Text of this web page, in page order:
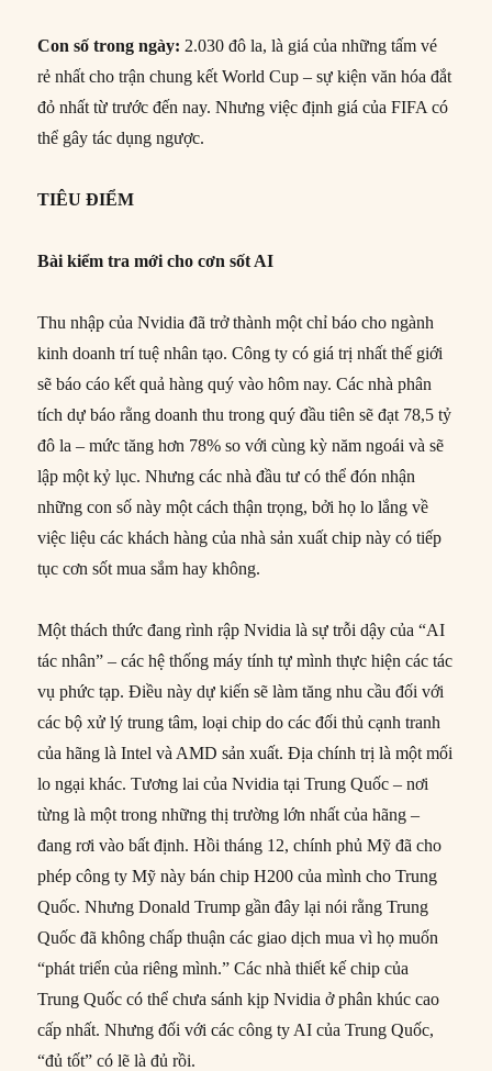
Con số trong ngày: 2.030 đô la, là giá của những tấm vé
rẻ nhất cho trận chung kết World Cup – sự kiện văn hóa đắt
đỏ nhất từ trước đến nay. Nhưng việc định giá của FIFA có
thể gây tác dụng ngược.
TIÊU ĐIỂM
Bài kiểm tra mới cho cơn sốt AI
Thu nhập của Nvidia đã trở thành một chỉ báo cho ngành
kinh doanh trí tuệ nhân tạo. Công ty có giá trị nhất thế giới
sẽ báo cáo kết quả hàng quý vào hôm nay. Các nhà phân
tích dự báo rằng doanh thu trong quý đầu tiên sẽ đạt 78,5 tỷ
đô la – mức tăng hơn 78% so với cùng kỳ năm ngoái và sẽ
lập một kỷ lục. Nhưng các nhà đầu tư có thể đón nhận
những con số này một cách thận trọng, bởi họ lo lắng về
việc liệu các khách hàng của nhà sản xuất chip này có tiếp
tục cơn sốt mua sắm hay không.
Một thách thức đang rình rập Nvidia là sự trỗi dậy của “AI
tác nhân” – các hệ thống máy tính tự mình thực hiện các tác
vụ phức tạp. Điều này dự kiến sẽ làm tăng nhu cầu đối với
các bộ xử lý trung tâm, loại chip do các đối thủ cạnh tranh
của hãng là Intel và AMD sản xuất. Địa chính trị là một mối
lo ngại khác. Tương lai của Nvidia tại Trung Quốc – nơi
từng là một trong những thị trường lớn nhất của hãng –
đang rơi vào bất định. Hồi tháng 12, chính phủ Mỹ đã cho
phép công ty Mỹ này bán chip H200 của mình cho Trung
Quốc. Nhưng Donald Trump gần đây lại nói rằng Trung
Quốc đã không chấp thuận các giao dịch mua vì họ muốn
“phát triển của riêng mình.” Các nhà thiết kế chip của
Trung Quốc có thể chưa sánh kịp Nvidia ở phân khúc cao
cấp nhất. Nhưng đối với các công ty AI của Trung Quốc,
“đủ tốt” có lẽ là đủ rồi.